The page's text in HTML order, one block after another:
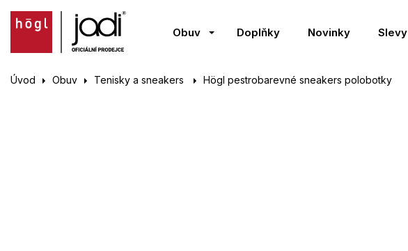
Obuv Doplňky Novinky Slevy
Úvod Obuv Tenisky a sneakers Högl pestrobarevné sneakers polobotky